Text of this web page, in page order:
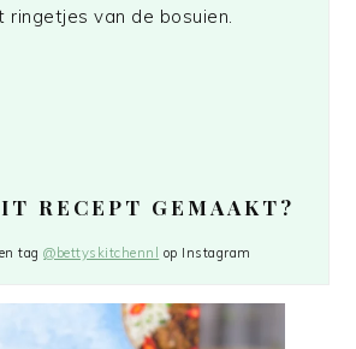
ringetjes van de bosuien.
RECEPT GEMAAKT?
tag@bettyskitchennl op Instagram